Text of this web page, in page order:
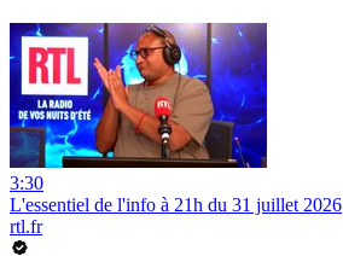
3:30
L'essentiel de l'info à 21h du 31 juillet 2026
rtl.fr